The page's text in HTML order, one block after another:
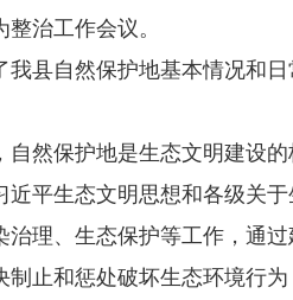
治工作会议。
自然保护地基本情况和日
保护地是生态文明建设的
近平生态文明思想和各级关
治理、生态保护等工作，通
制止和惩处破坏生态环境行为